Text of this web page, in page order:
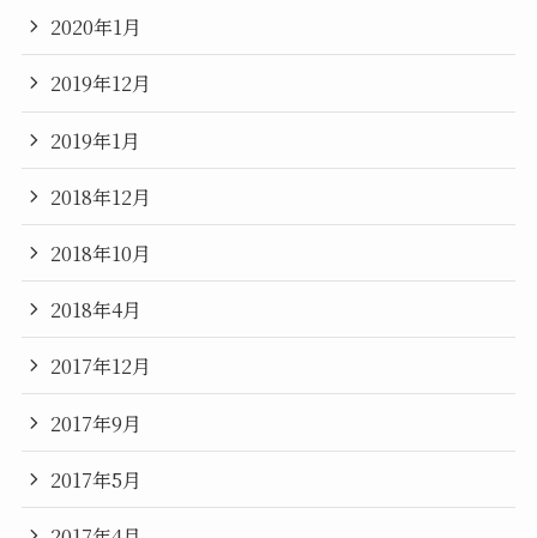
2020年1月
2019年12月
2019年1月
2018年12月
2018年10月
2018年4月
2017年12月
2017年9月
2017年5月